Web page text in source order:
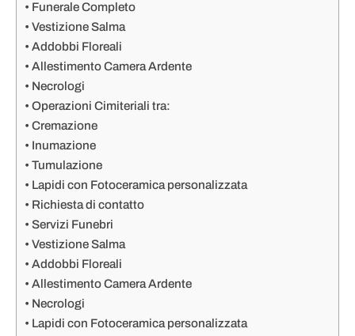
Funerale Completo
Vestizione Salma
Addobbi Floreali
Allestimento Camera Ardente
Necrologi
Operazioni Cimiteriali tra:
Cremazione
Inumazione
Tumulazione
Lapidi con Fotoceramica personalizzata
Richiesta di contatto
Servizi Funebri
Vestizione Salma
Addobbi Floreali
Allestimento Camera Ardente
Necrologi
Lapidi con Fotoceramica personalizzata